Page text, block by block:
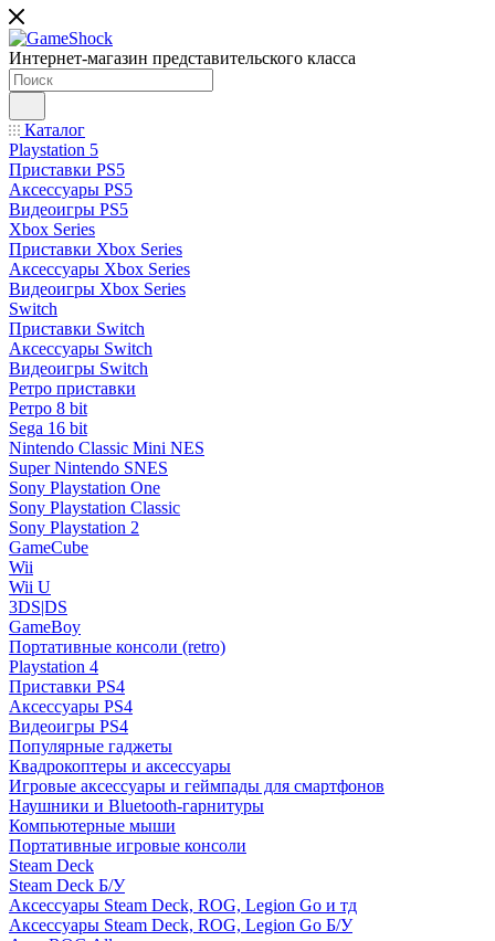
Интернет-магазин представительского класса
Каталог
Playstation 5
Приставки PS5
Аксессуары PS5
Видеоигры PS5
Xbox Series
Приставки Xbox Series
Аксессуары Xbox Series
Видеоигры Xbox Series
Switch
Приставки Switch
Аксессуары Switch
Видеоигры Switch
Ретро приставки
Ретро 8 bit
Sega 16 bit
Nintendo Classic Mini NES
Super Nintendo SNES
Sony Playstation One
Sony Playstation Classic
Sony Playstation 2
GameCube
Wii
Wii U
3DS|DS
GameBoy
Портативные консоли (retro)
Playstation 4
Приставки PS4
Аксессуары PS4
Видеоигры PS4
Популярные гаджеты
Квадрокоптеры и аксессуары
Игровые аксессуары и геймпады для смартфонов
Наушники и Bluetooth-гарнитуры
Компьютерные мыши
Портативные игровые консоли
Steam Deck
Steam Deck Б/У
Аксессуары Steam Deck, ROG, Legion Go и тд
Аксессуары Steam Deck, ROG, Legion Go Б/У